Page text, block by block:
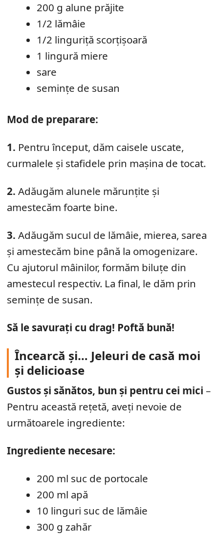
200 g alune prăjite
1/2 lămâie
1/2 linguriță scorțișoară
1 lingură miere
sare
semințe de susan
Mod de preparare:
1. Pentru început, dăm caisele uscate,
curmalele și stafidele prin mașina de tocat.
2. Adăugăm alunele mărunțite și
amestecăm foarte bine.
3. Adăugăm sucul de lămâie, mierea, sarea
și amestecăm bine până la omogenizare.
Cu ajutorul mâinilor, formăm biluțe din
amestecul respectiv. La final, le dăm prin
semințe de susan.
Să le savurați cu drag! Poftă bună!
Încearcă și… Jeleuri de casă moi
și delicioase
Gustos și sănătos, bun și pentru cei mici –
Pentru această rețetă, aveți nevoie de
următoarele ingrediente:
Ingrediente necesare:
200 ml suc de portocale
200 ml apă
10 linguri suc de lămâie
300 g zahăr